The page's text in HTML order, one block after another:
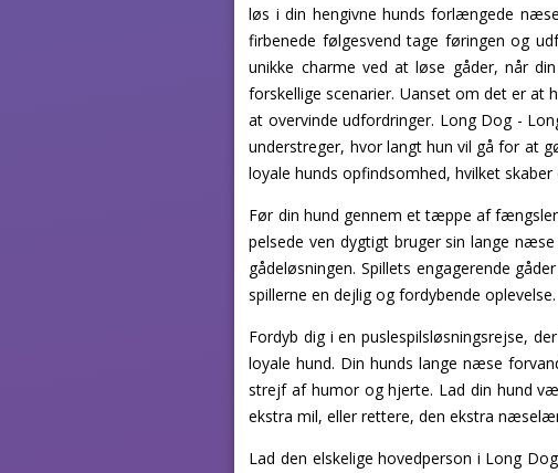
løs i din hengivne hunds forlængede
firbenede følgesvend tage føringen og
unikke charme ved at løse gåder, når
forskellige scenarier. Uanset om det er at
at overvinde udfordringer. Long Dog -
understreger, hvor langt hun vil gå for at
loyale hunds opfindsomhed, hvilket
Før din hund gennem et tæppe af
pelsede ven dygtigt bruger sin lange
gådeløsningen. Spillets engagerende
spillerne en dejlig og fordybende oplevelse.
Fordyb dig i en puslespilsløsningsrejse,
loyale hund. Din hunds lange næse
strejf af humor og hjerte. Lad din hund
ekstra mil, eller rettere, den ekstra
Lad den elskelige hovedperson i Long